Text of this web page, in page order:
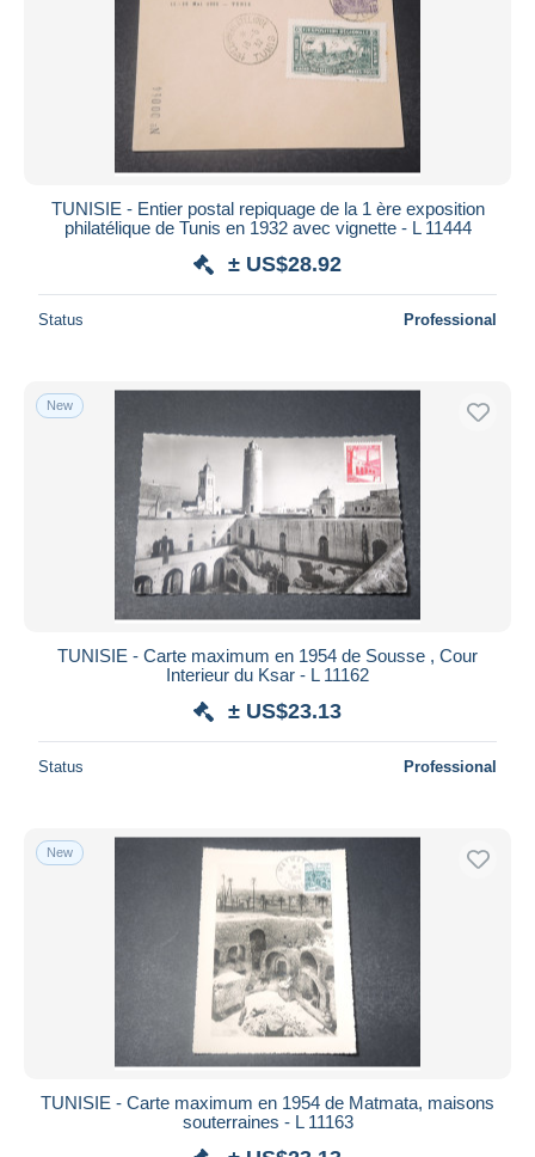
TUNISIE - Entier postal repiquage de la 1 ère exposition
philatélique de Tunis en 1932 avec vignette - L 11444
± US$28.92
Status Professional
New
TUNISIE - Carte maximum en 1954 de Sousse , Cour
Interieur du Ksar - L 11162
± US$23.13
Status Professional
New
TUNISIE - Carte maximum en 1954 de Matmata, maisons
souterraines - L 11163